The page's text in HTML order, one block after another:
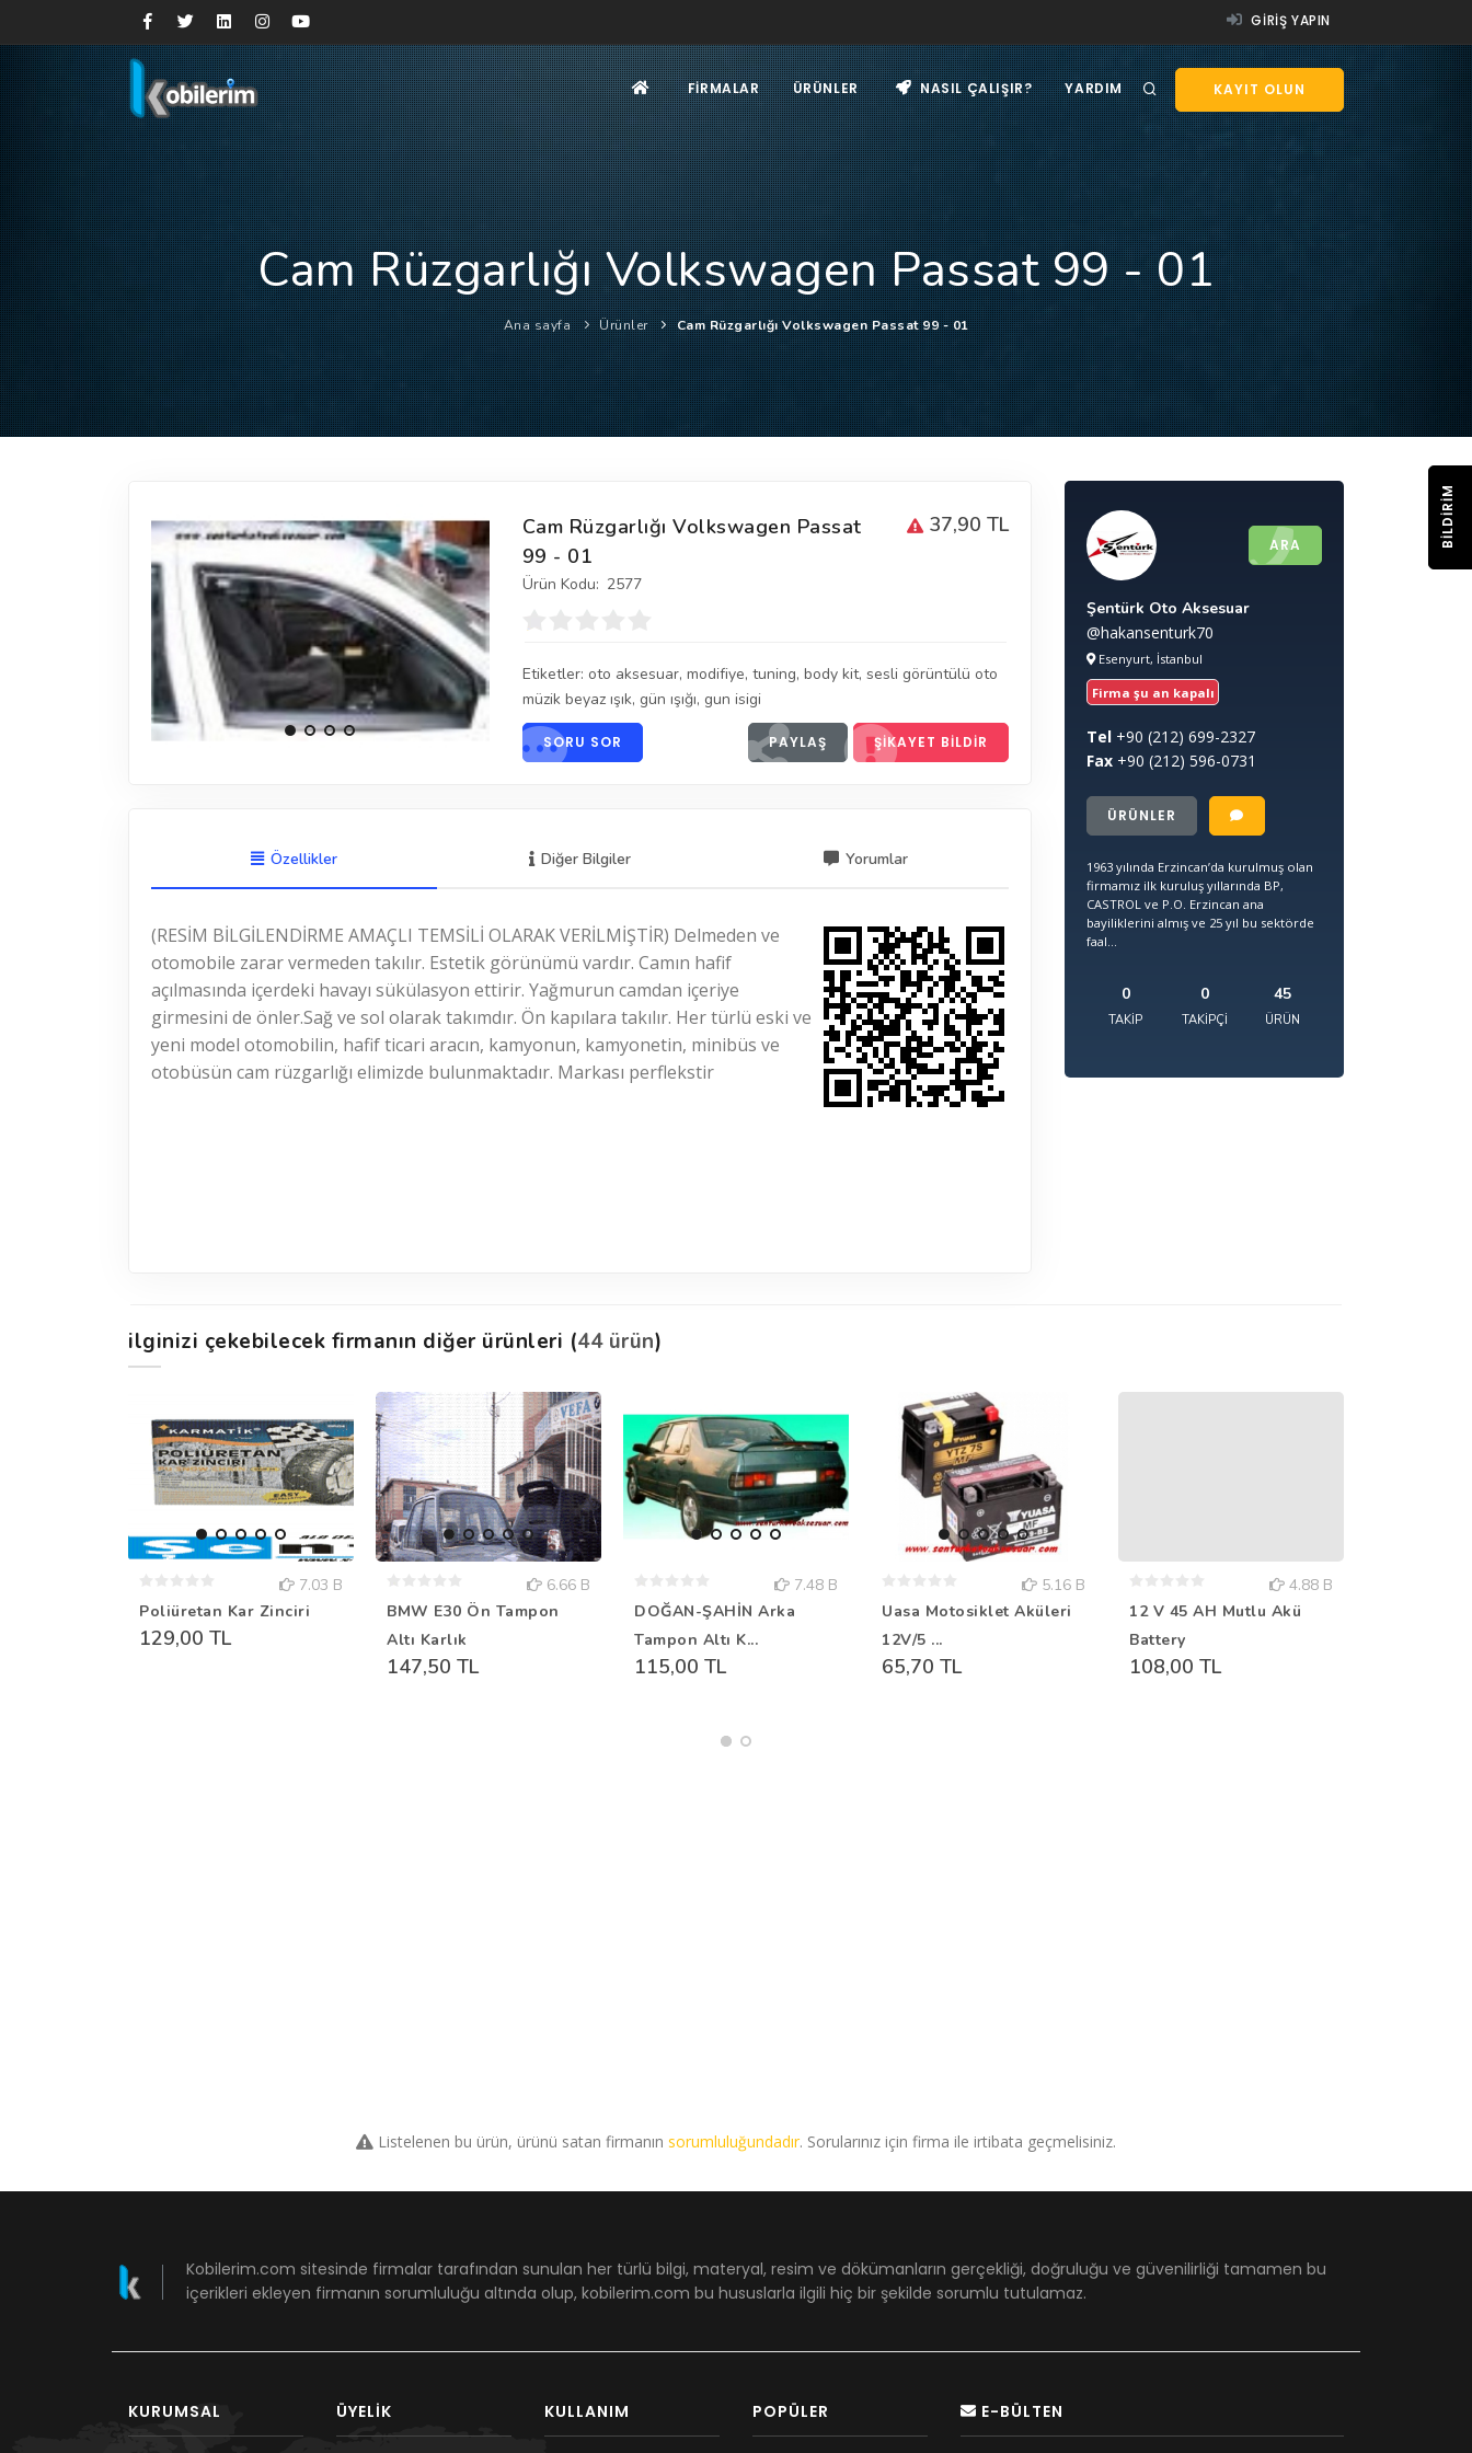
GIRIŞ YAPIN
KAYIT OLUN
FIRMALAR ÜRÜNLER NASIL ÇALIŞIR? YARDIM
Cam Rüzgarlığı Volkswagen Passat 99 - 01
Ana sayfa Ürünler Cam Rüzgarlığı Volkswagen Passat 99 - 01
37,90 TL
Cam Rüzgarlığı Volkswagen Passat
99 - 01
Ürün Kodu: 2577
Etiketler: oto aksesuar, modifiye, tuning, body kit, sesli görüntülü oto
müzik beyaz ışık, gün ışığı, gun isigi
SORU SOR PAYLAŞ ŞIKAYET BILDIR
Özellikler Diğer Bilgiler Yorumlar
(RESİM BİLGİLENDİRME AMAÇLI TEMSİLİ OLARAK VERİLMİŞTİR) Delmeden ve
otomobile zarar vermeden takılır. Estetik görünümü vardır. Camın hafif
açılmasında içerdeki havayı sükülasyon ettirir. Yağmurun camdan içeriye
girmesini de önler.Sağ ve sol olarak takımdır. Ön kapılara takılır. Her türlü eski ve
yeni model otomobilin, hafif ticari aracın, kamyonun, kamyonetin, minibüs ve
otobüsün cam rüzgarlığı elimizde bulunmaktadır. Markası perflekstir
ARA
Şentürk Oto Aksesuar
@hakansenturk70
Esenyurt, İstanbul
Firma şu an kapalı
Tel +90 (212) 699-2327
Fax +90 (212) 596-0731
ÜRÜNLER
1963 yılında Erzincan’da kurulmuş olan
firmamız ilk kuruluş yıllarında BP,
CASTROL ve P.O. Erzincan ana
bayiliklerini almış ve 25 yıl bu sektörde
faal...
0
TAKIP
0
TAKIPÇI
45
ÜRÜN
ilginizi çekebilecek firmanın diğer ürünleri (44 ürün)
7.03 B
Poliüretan Kar Zinciri
129,00 TL
6.66 B
BMW E30 Ön Tampon
Altı Karlık
147,50 TL
7.48 B
DOĞAN-ŞAHİN Arka
Tampon Altı K...
115,00 TL
5.16 B
Uasa Motosiklet Aküleri
12V/5 ...
65,70 TL
4.88 B
12 V 45 AH Mutlu Akü
Battery
108,00 TL
Listelenen bu ürün, ürünü satan firmanın sorumluluğundadır. Sorularınız için firma ile irtibata geçmelisiniz.
Kobilerim.com sitesinde firmalar tarafından sunulan her türlü bilgi, materyal, resim ve dökümanların gerçekliği, doğruluğu ve güvenilirliği tamamen bu
içerikleri ekleyen firmanın sorumluluğu altında olup, kobilerim.com bu hususlarla ilgili hiç bir şekilde sorumlu tutulamaz.
KURUMSAL ÜYELIK KULLANIM POPÜLER E-BÜLTEN
BILDIRIM